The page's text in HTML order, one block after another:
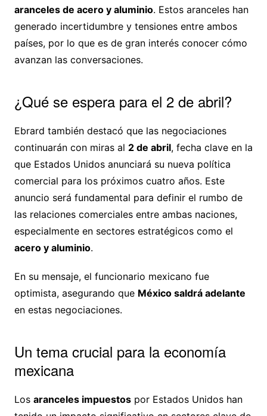
aranceles de acero y aluminio. Estos aranceles han
generado incertidumbre y tensiones entre ambos
países, por lo que es de gran interés conocer cómo
avanzan las conversaciones.
¿Qué se espera para el 2 de abril?
Ebrard también destacó que las negociaciones
continuarán con miras al 2 de abril, fecha clave en la
que Estados Unidos anunciará su nueva política
comercial para los próximos cuatro años. Este
anuncio será fundamental para definir el rumbo de
las relaciones comerciales entre ambas naciones,
especialmente en sectores estratégicos como el
acero y aluminio.
En su mensaje, el funcionario mexicano fue
optimista, asegurando que México saldrá adelante
en estas negociaciones.
Un tema crucial para la economía
mexicana
Los aranceles impuestospor Estados Unidos han